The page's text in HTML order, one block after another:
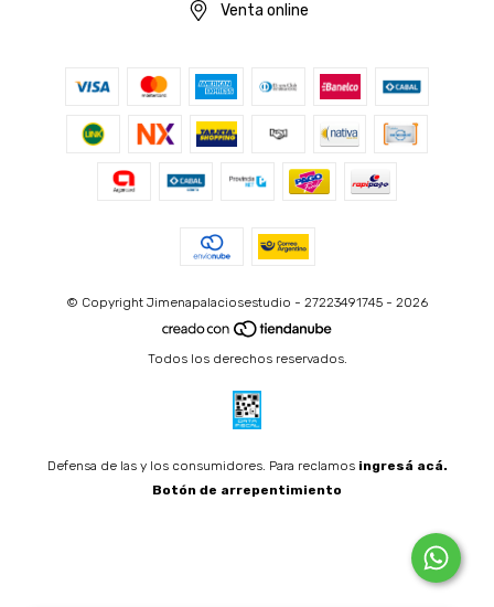
Venta online
© Copyright Jimenapalaciosestudio - 27223491745 - 2026
Todos los derechos reservados.
Defensa de las y los consumidores. Para reclamos ingresá acá.
Botón de arrepentimiento